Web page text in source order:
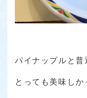
パイナップルと普
とっても美味しか